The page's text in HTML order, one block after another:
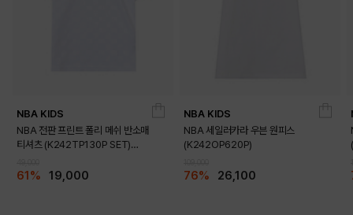
DETAILS
NBA KIDS
NBA 전판 프린트 폴리 메쉬 반소매
티셔츠 (K242TP130P SET)
61% 19,000
NBA KIDS
NBA 세일러카라 우븐 원피스
(K242OP620P)
76% 26,100